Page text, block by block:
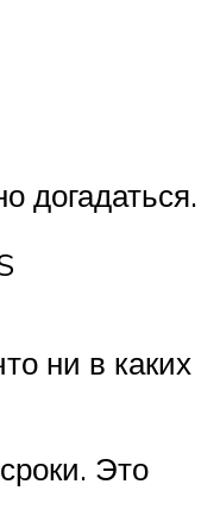
догадаться.
ни в каких
Это